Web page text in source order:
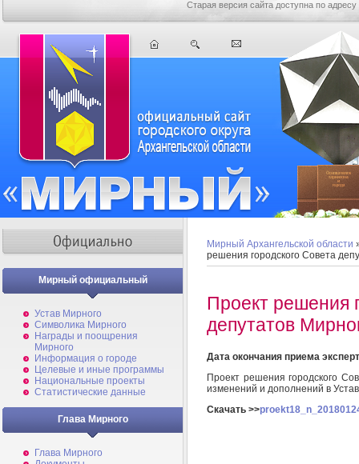
Старая версия сайта доступна по адресу
Мирный официальный
Устав Мирного
Символика Мирного
Награды и поощрения
Мирного
Информация о городе
Целевые и иные программы
Национальные проекты
Статистические данные
Глава Мирного
Глава Мирного
Мирный Архангельской области
решения городского Совета
Проект решения
депутатов
Дата окончания приема
Проект решения городского
изменений и дополнений в
Скачать >>